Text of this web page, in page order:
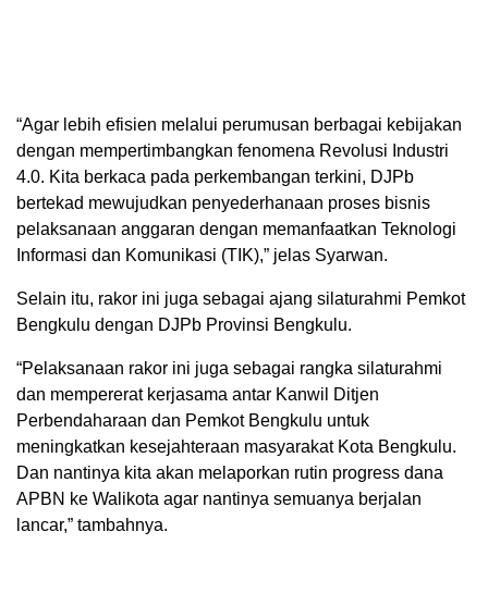
“Agar lebih efisien melalui perumusan berbagai kebijakan
dengan mempertimbangkan fenomena Revolusi Industri
4.0. Kita berkaca pada perkembangan terkini, DJPb
bertekad mewujudkan penyederhanaan proses bisnis
pelaksanaan anggaran dengan memanfaatkan Teknologi
Informasi dan Komunikasi (TIK),” jelas Syarwan.
Selain itu, rakor ini juga sebagai ajang silaturahmi Pemkot
Bengkulu dengan DJPb Provinsi Bengkulu.
“Pelaksanaan rakor ini juga sebagai rangka silaturahmi
dan mempererat kerjasama antar Kanwil Ditjen
Perbendaharaan dan Pemkot Bengkulu untuk
meningkatkan kesejahteraan masyarakat Kota Bengkulu.
Dan nantinya kita akan melaporkan rutin progress dana
APBN ke Walikota agar nantinya semuanya berjalan
lancar,” tambahnya.